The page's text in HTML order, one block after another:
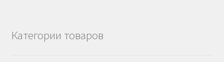
Категории товаров